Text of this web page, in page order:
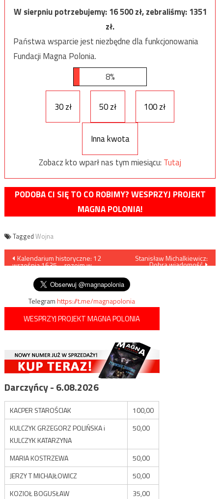
W sierpniu potrzebujemy:16 500zł, zebraliśmy:1351
zł.
Państwa wsparcie jest niezbędne dla funkcjonowania
Fundacji Magna Polonia.
8%
30 zł 50 zł 100 zł
Inna kwota
Zobacz kto wparł nas tym miesiącu: Tutaj
PODOBA CI SIĘ TO CO ROBIMY? WESPRZYJ PROJEKT
MAGNA POLONIA!
Tagged Wojna
Nawigacja
wpisu
Kalendarium historyczne: 12
września 1635 – rozejm w
Stanisław Michalkiewicz:
Dobra wiadomość
Telegramhttps://t.me/magnapolonia
WESPRZYJ PROJEKT MAGNA POLONIA
Darczyńcy - 6.08.2026
KACPER STAROŚCIAK
100,00
KULCZYK GRZEGORZ POLIŃSKA i
KULCZYK KATARZYNA
50,00
MARIA KOSTRZEWA
50,00
JERZY T MICHAJŁOWICZ
50,00
KOZIOŁ BOGUSŁAW
35,00